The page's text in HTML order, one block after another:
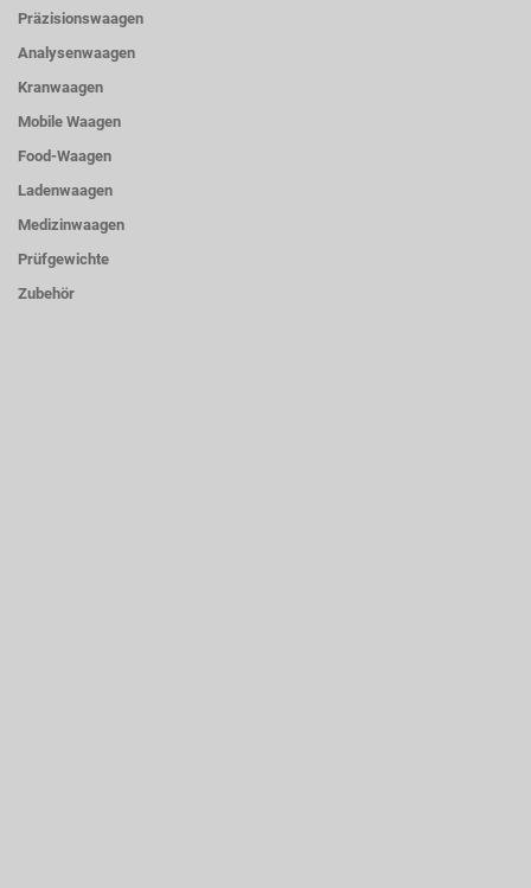
Präzisionswaagen
Analysenwaagen
Kranwaagen
Mobile Waagen
Food-Waagen
Ladenwaagen
Medizinwaagen
Prüfgewichte
Zubehör